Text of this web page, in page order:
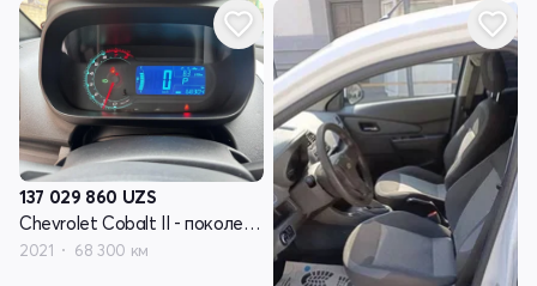
137 029 860 UZS
Chevrolet Cobalt II - поколение рестайлинг
2021 68 300 км